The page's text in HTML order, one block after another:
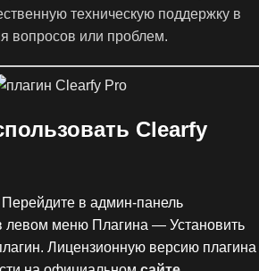
техническую поддержку в
вопросов или проблем.
Clearfy
Перейдите в админ-панель
левом меню Плагина — Установить
Лицензионную версию плагина